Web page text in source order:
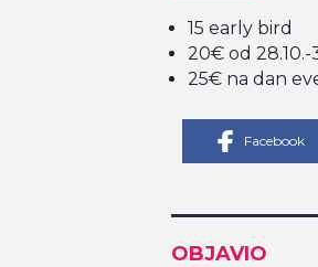
15 early bird
20€ od 28.10.-
25€ na dan
Facebook
OBJAVIO